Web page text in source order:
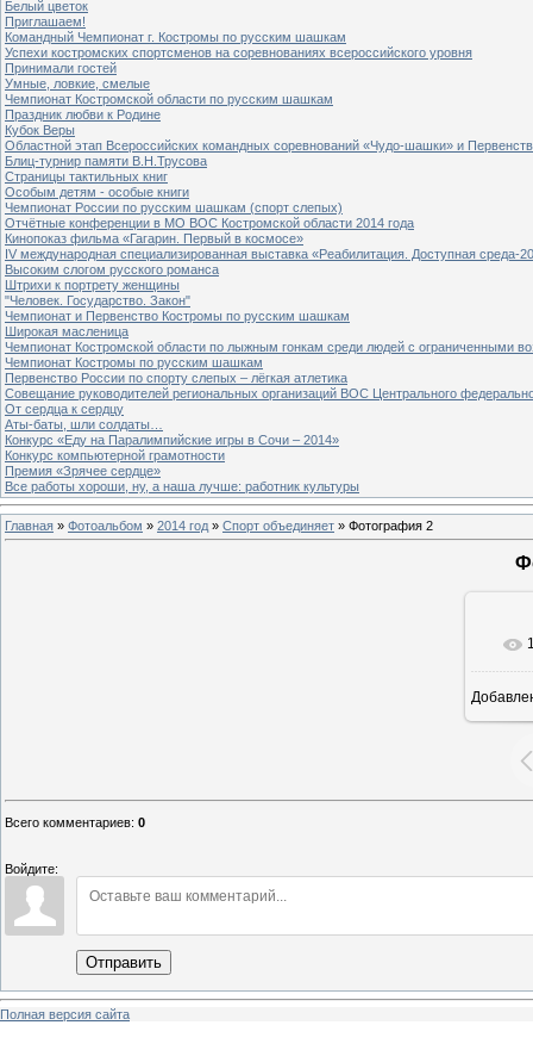
Белый цветок
Приглашаем!
Командный Чемпионат г. Костромы по русским шашкам
Успехи костромских спортсменов на соревнованиях всероссийского уровня
Принимали гостей
Умные, ловкие, смелые
Чемпионат Костромской области по русским шашкам
Праздник любви к Родине
Кубок Веры
Областной этап Всероссийских командных соревнований «Чудо-шашки» и
Блиц-турнир памяти В.Н.Трусова
Страницы тактильных книг
Особым детям - особые книги
Чемпионат России по русским шашкам (спорт слепых)
Отчётные конференции в МО ВОС Костромской области 2014 года
Кинопоказ фильма «Гагарин. Первый в космосе»
IV международная специализированная выставка «Реабилитация. Доступная среда-
Высоким слогом русского романса
Штрихи к портрету женщины
"Человек. Государство. Закон"
Чемпионат и Первенство Костромы по русским шашкам
Широкая масленица
Чемпионат Костромской области по лыжным гонкам среди людей с ограниченными
Чемпионат Костромы по русским шашкам
Первенство России по спорту слепых – лёгкая атлетика
Совещание руководителей региональных организаций ВОС Центрального
От сердца к сердцу
Аты-баты, шли солдаты…
Конкурс «Еду на Паралимпийские игры в Сочи – 2014»
Конкурс компьютерной грамотности
Премия «Зрячее сердце»
Все работы хороши, ну, а наша лучше: работник культуры
Главная » Фотоальбом » 2014 год » Спорт объединяет » Фотография 2
Всего комментариев: 0
Войдите:
Отправить
Полная версия сайта